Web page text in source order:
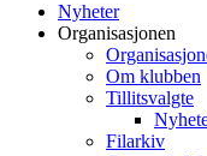
Nyheter
Organisasjonen
Om klubben
Tillitsvalgte
Filarkiv